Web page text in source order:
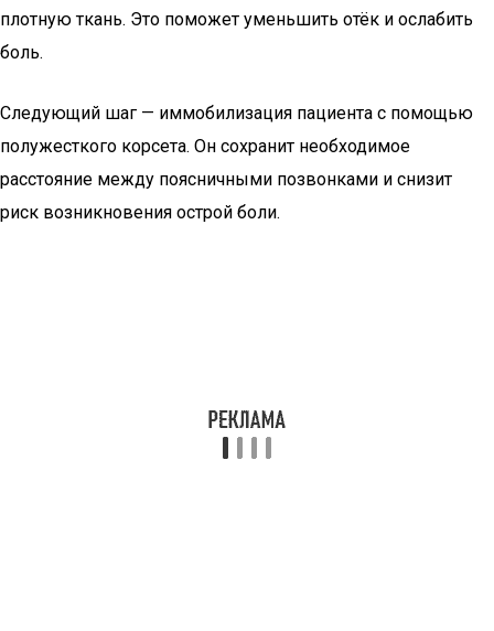
плотную ткань. Это поможет уменьшить отёк и ослабить
боль.
Следующий шаг — иммобилизация пациента с помощью
полужесткого корсета. Он сохранит необходимое
расстояние между поясничными позвонками и снизит
риск возникновения острой боли.